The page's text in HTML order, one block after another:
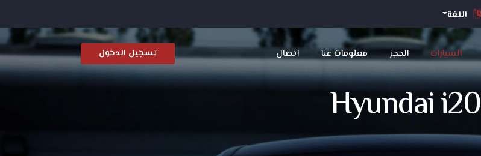
اللغة
اتصال معلومات عنا الحجز السيارات تسجيل الدخول
Hyundai i20